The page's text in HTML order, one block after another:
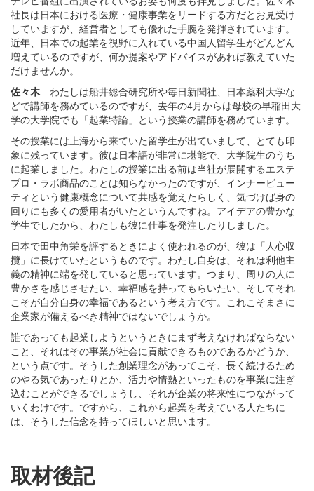
社長は日本における医療・健康事業をリードする方だとお見受け
していますが、経営者としても優れた手腕を発揮されています。
近年、日本での起業を視野に入れている中国人留学生がどんどん
増えているのですが、何か提案やアドバイスがあれば教えていた
だけませんか。
佐々木 わたしは船井総合研究所や毎日新聞社、日本薬科大学な
どで講師を務めているのですが、去年の4月からは母校の早稲田大
学の大学院でも「起業特論」という授業の講師を務めています。
その授業には上海から来ていた留学生が出ていまして、とても印
象に残っています。彼は日本語が非常に堪能で、大学院生のうち
に起業しました。わたしの授業に出る前は当社が展開するエステ
プロ・ラボ商品のことは知らなかったのですが、インナービュー
ティという健康概念について共感を覚えたらしく、気づけば身の
回りにも多くの愛用者がいたというんですね。アイデアの豊かな
学生でしたから、わたしも彼に仕事を発注したりしました。
日本で田中角栄を評するときによく使われるのが、彼は「人心収
攬」に長けていたというものです。わたし自身は、それは利他主
義の精神に端を発していると思っています。つまり、周りの人に
豊かさを感じさせたい、幸福感を持ってもらいたい、そしてそれ
こそが自分自身の幸福であるという考え方です。これこそまさに
企業家が備えるべき精神ではないでしょうか。
誰であっても起業しようというときにまず考えなければならない
こと、それはその事業が社会に貢献できるものであるかどうか、
という点です。そうした創業理念があってこそ、長く続けるため
のやる気であったりとか、活力や情熱といったものを事業に注ぎ
込むことができるでしょうし、それが企業の将来性につながって
いくわけです。ですから、これから起業を考えている人たちに
は、そうした信念を持ってほしいと思います。
取材後記